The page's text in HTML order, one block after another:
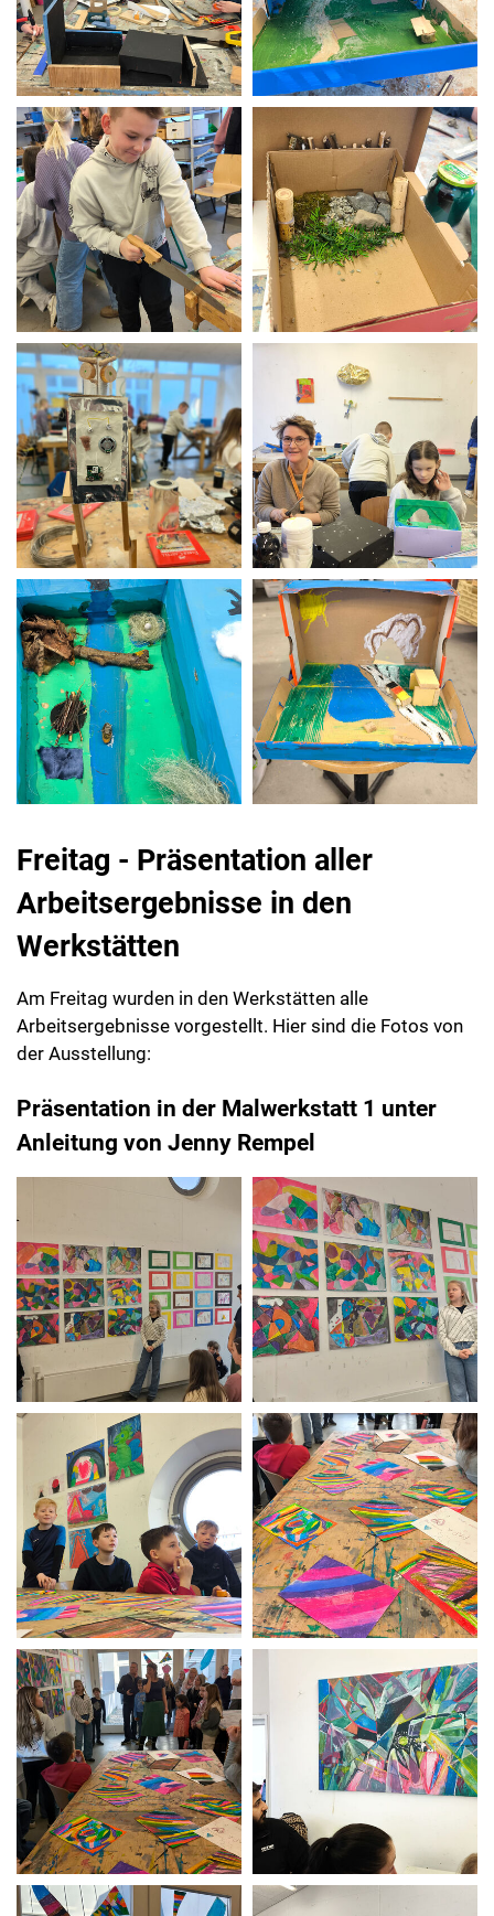
Freitag - Präsentation aller
Arbeitsergebnisse in den
Werkstätten
Arbeitsergebnisse vorgestellt. Hier sind die Fotos von
der Ausstellung:
Präsentation in der Malwerkstatt 1 unter
Anleitung von Jenny Rempel